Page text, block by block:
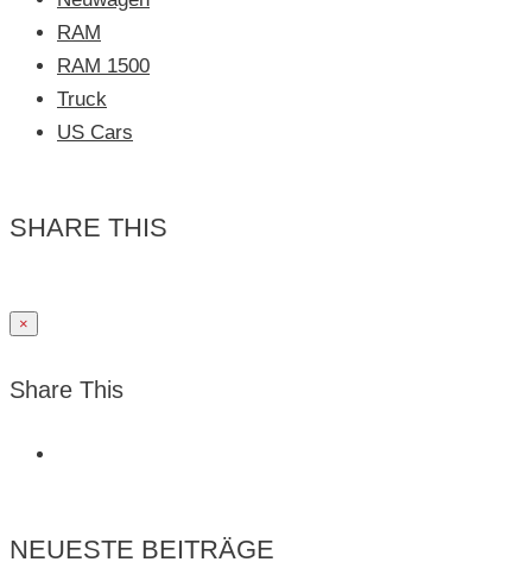
RAM
RAM 1500
Truck
US Cars
SHARE THIS
×
Share This
NEUESTE BEITRÄGE